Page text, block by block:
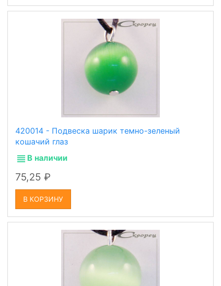
420014 - Подвеска шарик темно-зеленый
кошачий глаз
В наличии
75,25
В КОРЗИНУ